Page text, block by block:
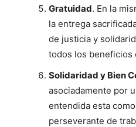
Gratuidad. En la
la entrega
de justicia y
todos los beneficios
Solidaridad y Bien
asociadamente por
entendida esta
perseverante de